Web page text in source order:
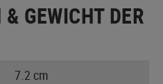
GEWICHT DER
7.2 cm